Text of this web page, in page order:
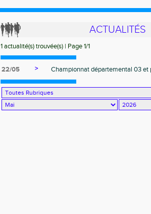
ACTUALITÉS
1 actualité(s) trouvée(s) | Page 1/1
22/05 > Championnat départemental 03 et